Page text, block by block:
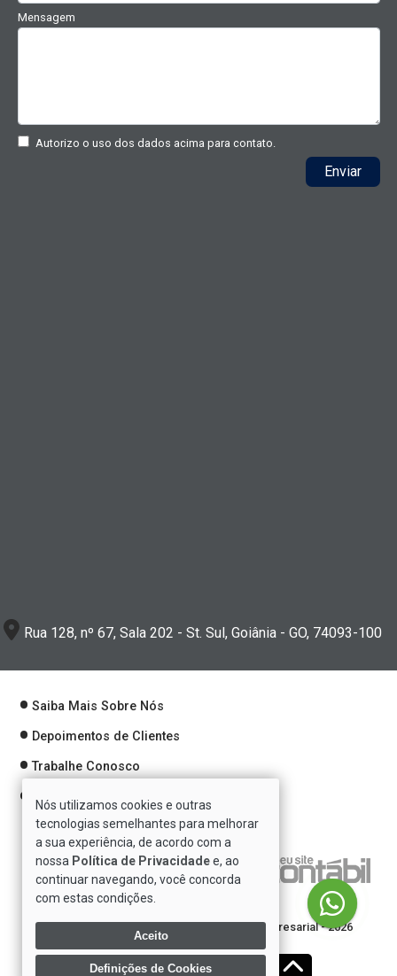
Mensagem
Autorizo o uso dos dados acima para contato.
Enviar
Rua 128, nº 67, Sala 202 - St. Sul, Goiânia - GO, 74093-100
Saiba Mais Sobre Nós
Depoimentos de Clientes
Trabalhe Conosco
Política de Privacidade
Verificada por
Direitos reservados à Se7e Consultoria Empresarial - 2026
Nós utilizamos cookies e outras
tecnologias semelhantes para melhorar
a sua experiência, de acordo com a
nossa Política de Privacidadee, ao
continuar navegando, você concorda
com estas condições.
Aceito
Definições de Cookies